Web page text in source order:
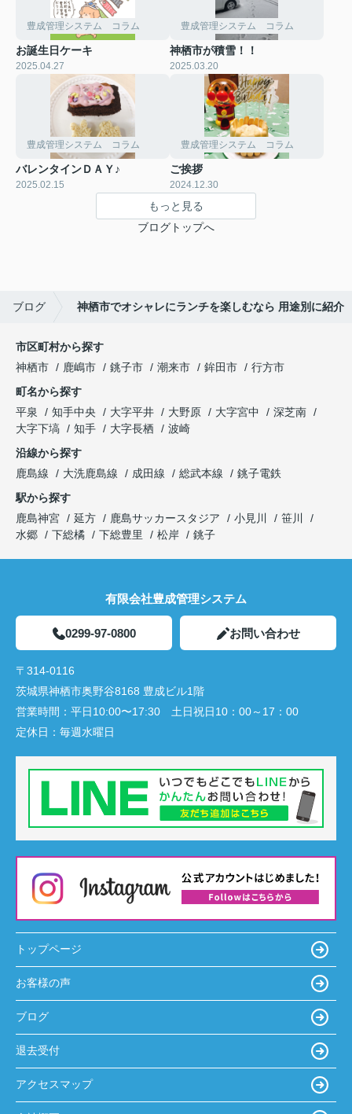
豊成管理システム コラム
お誕生日ケーキ
2025.04.27
豊成管理システム コラム
神栖市が積雪！！
2025.03.20
豊成管理システム コラム
バレンタインＤＡＹ♪
2025.02.15
豊成管理システム コラム
ご挨拶
2024.12.30
もっと見る
ブログトップへ
ブログ 神栖市でオシャレにランチを楽しむなら 用途別に紹介
市区町村から探す
神栖市
鹿嶋市 銚子市 潮来市 鉾田市
行方市
町名から探す
平泉
知手中央 大字平井 大野原 大字宮中
深芝南
大字下塙
知手 大字長栖
波崎
沿線から探す
鹿島線
大洗鹿島線 成田線 総武本線
銚子電鉄
駅から探す
鹿島神宮
延方 鹿島サッカースタジア 小見川
笹川
水郷
下総橘 下総豊里 松岸 銚子
有限会社豊成管理システム
0299-97-0800 お問い合わせ
〒314-0116
茨城県神栖市奥野谷8168 豊成ビル1階
営業時間： 平日10:00〜17:30 土日祝日10：00～17：00
定休日： 毎週水曜日
トップページ
お客様の声
ブログ
退去受付
アクセスマップ